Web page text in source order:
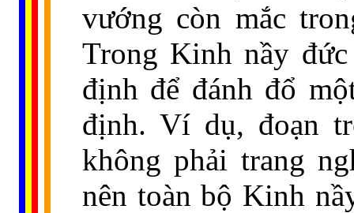
vướng còn mắc
Trong Kinh nầy
định để đánh đổ
định. Ví dụ, đoạn
không phải trang
nên toàn bộ Kinh